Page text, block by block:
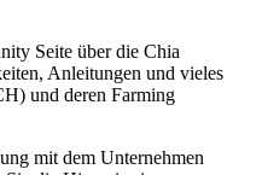
Seite über die Chia
Anleitungen und vieles
und deren Farming
mit dem Unternehmen